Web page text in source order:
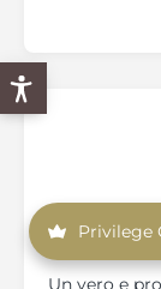
Un vero e
Privilege